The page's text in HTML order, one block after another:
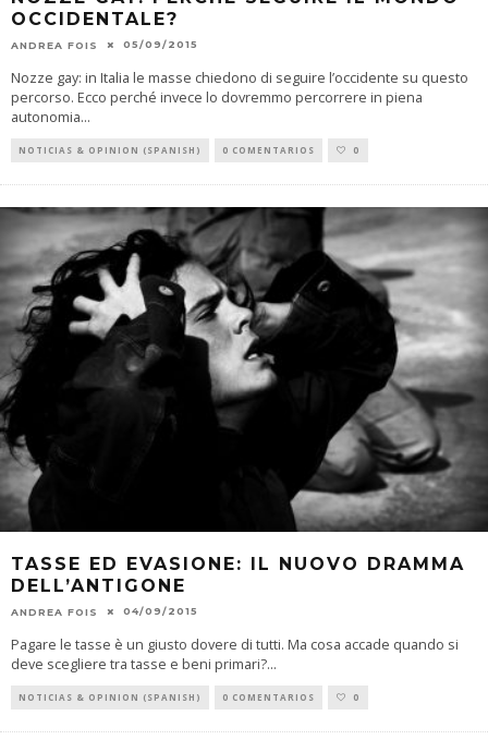
OCCIDENTALE?
ANDREA FOIS 05/09/2015
Nozze gay: in Italia le masse chiedono di seguire l’occidente su questo
percorso. Ecco perché invece lo dovremmo percorrere in piena
autonomia...
NOTICIAS & OPINION (SPANISH) 0 COMENTARIOS 0
TASSE ED EVASIONE: IL NUOVO DRAMMA
DELL’ANTIGONE
ANDREA FOIS 04/09/2015
Pagare le tasse è un giusto dovere di tutti. Ma cosa accade quando si
deve scegliere tra tasse e beni primari?...
NOTICIAS & OPINION (SPANISH) 0 COMENTARIOS 0